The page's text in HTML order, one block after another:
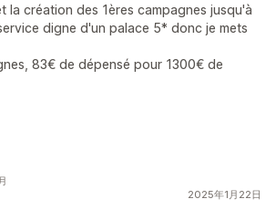
la création des 1ères campagnes jusqu'à
digne d'un palace 5* donc je mets
83€ de dépensé pour 1300€ de
2025年1月22日